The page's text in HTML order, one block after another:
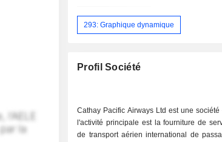
293: Graphique dynamique
Profil Société
Cathay Pacific Airways Ltd est une société
l'activité principale est la fourniture de
de transport aérien international de